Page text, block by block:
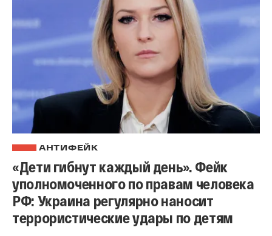
АНТИФЕЙК
«Дети гибнут каждый день». Фейк
уполномоченного по правам человека
РФ: Украина регулярно наносит
террористические удары по детям